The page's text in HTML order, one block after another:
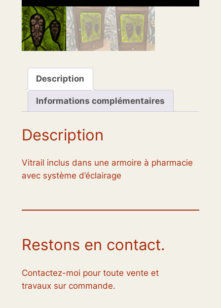
Description
Informations complémentaires
Description
Vitrail inclus dans une armoire à pharmacie
avec système d’éclairage
Restons en contact.
Contactez-moi pour toute vente et
travaux sur commande.